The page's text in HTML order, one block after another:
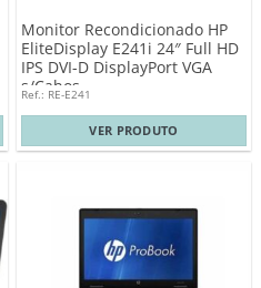
Monitor Recondicionado HP
EliteDisplay E241i 24″ Full HD
IPS DVI-D DisplayPort VGA
s/Cabos
Ref.: RE-E241
VER PRODUTO